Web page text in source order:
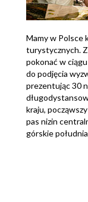
Mamy w Polsce
turystycznych.
pokonać w
do podjęcia
prezentując 30
kraju,
pas nizin
górskie